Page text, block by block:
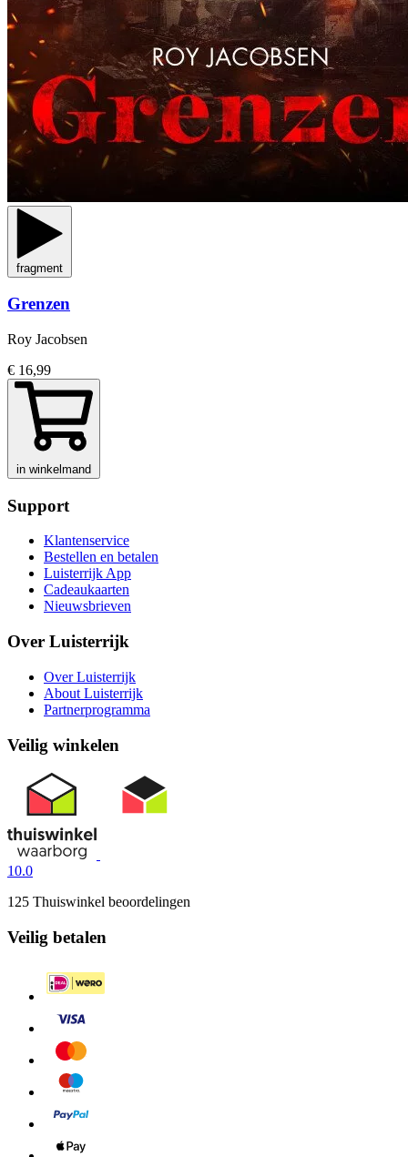
fragment
Grenzen
Roy Jacobsen
€ 16,99
in winkelmand
Support
Klantenservice
Bestellen en betalen
Luisterrijk App
Cadeaukaarten
Nieuwsbrieven
Over Luisterrijk
Over Luisterrijk
About Luisterrijk
Partnerprogramma
Veilig winkelen
10.0
125 Thuiswinkel beoordelingen
Veilig betalen